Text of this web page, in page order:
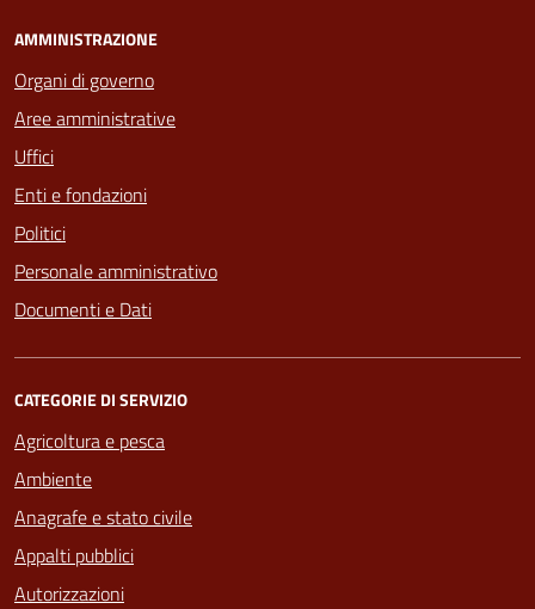
AMMINISTRAZIONE
Organi di governo
Aree amministrative
Uffici
Enti e fondazioni
Politici
Personale amministrativo
Documenti e Dati
CATEGORIE DI SERVIZIO
Agricoltura e pesca
Ambiente
Anagrafe e stato civile
Appalti pubblici
Autorizzazioni